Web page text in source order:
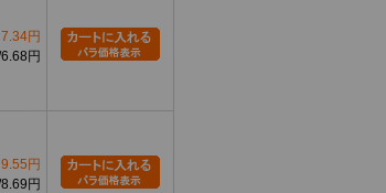
7.34円
6.68円
9.55円
8.69円